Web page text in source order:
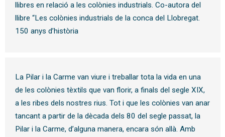
llibres en relació a les colònies industrials. Co-autora del
llibre “Les colònies industrials de la conca del Llobregat.
150 anys d’història
La Pilar i la Carme van viure i treballar tota la vida en una
de les colònies tèxtils que van florir, a finals del segle XIX,
a les ribes dels nostres rius. Tot i que les colònies van anar
tancant a partir de la dècada dels 80 del segle passat, la
Pilar i la Carme, d’alguna manera, encara són allà. Amb